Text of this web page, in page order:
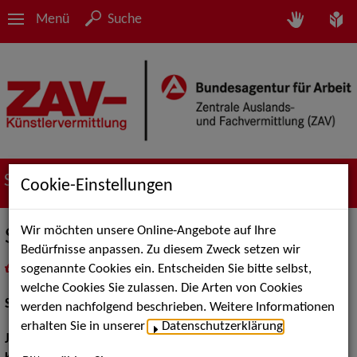
Menü Suche
Suche nach Künstler*innen
Simone Zorn
als PDF speichern
inMeine Merklistelegen
Schauspiel:Film und TV
Jahrgang:
Cookie-Einstellungen
Wir möchten unsere Online-Angebote auf Ihre
Bedürfnisse anpassen. Zu diesem Zweck setzen wir
sogenannte Cookies ein. Entscheiden Sie bitte selbst,
welche Cookies Sie zulassen. Die Arten von Cookies
werden nachfolgend beschrieben. Weitere Informationen
erhalten Sie in unserer
Datenschutzerklärung